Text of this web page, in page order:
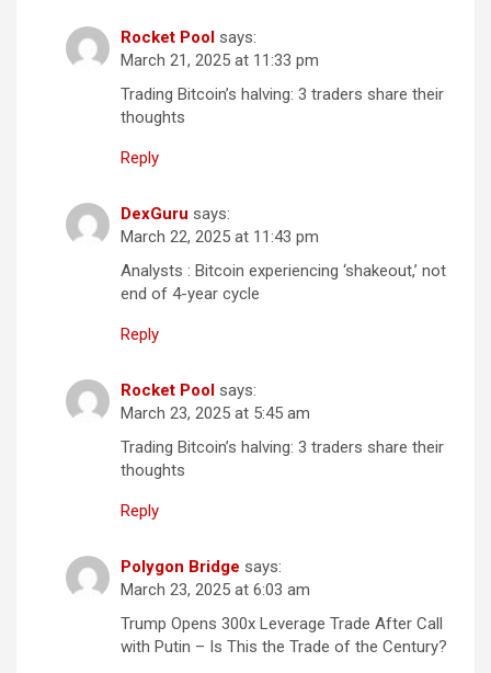
Rocket Pool says:
March 21, 2025 at 11:33 pm
Trading Bitcoin’s halving: 3 traders share their
thoughts
Reply
DexGuru says:
March 22, 2025 at 11:43 pm
Analysts : Bitcoin experiencing ‘shakeout,’ not
end of 4-year cycle
Reply
Rocket Pool says:
March 23, 2025 at 5:45 am
Trading Bitcoin’s halving: 3 traders share their
thoughts
Reply
Polygon Bridge says:
March 23, 2025 at 6:03 am
Trump Opens 300x Leverage Trade After Call
with Putin – Is This the Trade of the Century?